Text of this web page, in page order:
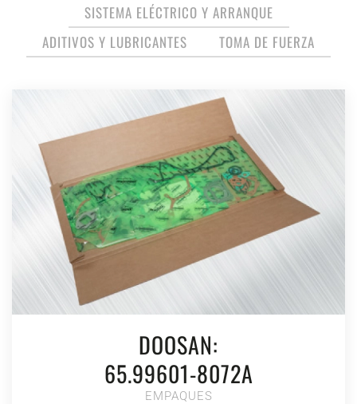
SISTEMA ELÉCTRICO Y ARRANQUE
ADITIVOS Y LUBRICANTES
TOMA DE FUERZA
DOOSAN:
65.99601-8072A
EMPAQUES